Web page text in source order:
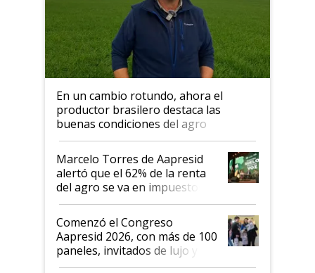
En un cambio rotundo, ahora el
productor brasilero destaca las
buenas condiciones del agro
argentino para invertir: "Los veo
más motivados"
Marcelo Torres de Aapresid
alertó que el 62% de la renta
del agro se va en impuestos:
"No es bueno que en
Argentina se sigan discutiendo
las mismas cosas de hace 50
años"
Comenzó el Congreso
Aapresid 2026, con más de 100
paneles, invitados de lujo y
todas las tendencias